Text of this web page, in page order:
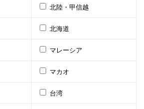
北陸・甲信越
北海道
マレーシア
マカオ
台湾